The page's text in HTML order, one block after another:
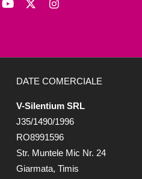
DATE COMERCIALE
V-Silentium SRL
J35/1490/1996
RO8991596
Str. Muntele Mic Nr. 24
Giarmata, Timis